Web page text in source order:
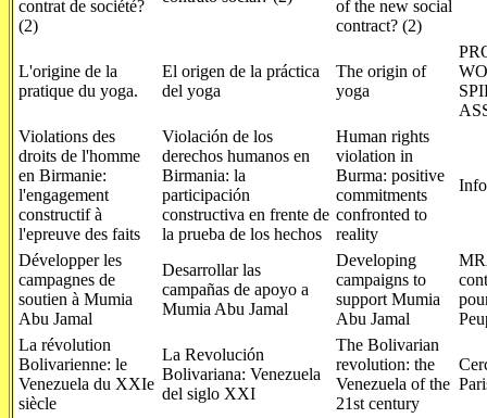
contrat de société?
(2)
of the new social
contract? (2)
L'origine de la
pratique du yoga.
El origen de la práctica
del yoga
The origin of
yoga
Violations des
droits de l'homme
en Birmanie:
l'engagement
constructif à
l'epreuve des faits
Violación de los
derechos humanos en
Birmania: la
participación
constructiva en frente de
la prueba de los hechos
Human rights
violation in
Burma: positive
commitments
confronted to
reality
Développer les
campagnes de
soutien à Mumia
Abu Jamal
Desarrollar las
campañas de apoyo a
Mumia Abu Jamal
Developing
campaigns to
support Mumia
Abu Jamal
La révolution
Bolivarienne: le
Venezuela du XXIe
siècle
La Revolución
Bolivariana: Venezuela
del siglo XXI
The Bolivarian
revolution: the
Venezuela of the
21st century